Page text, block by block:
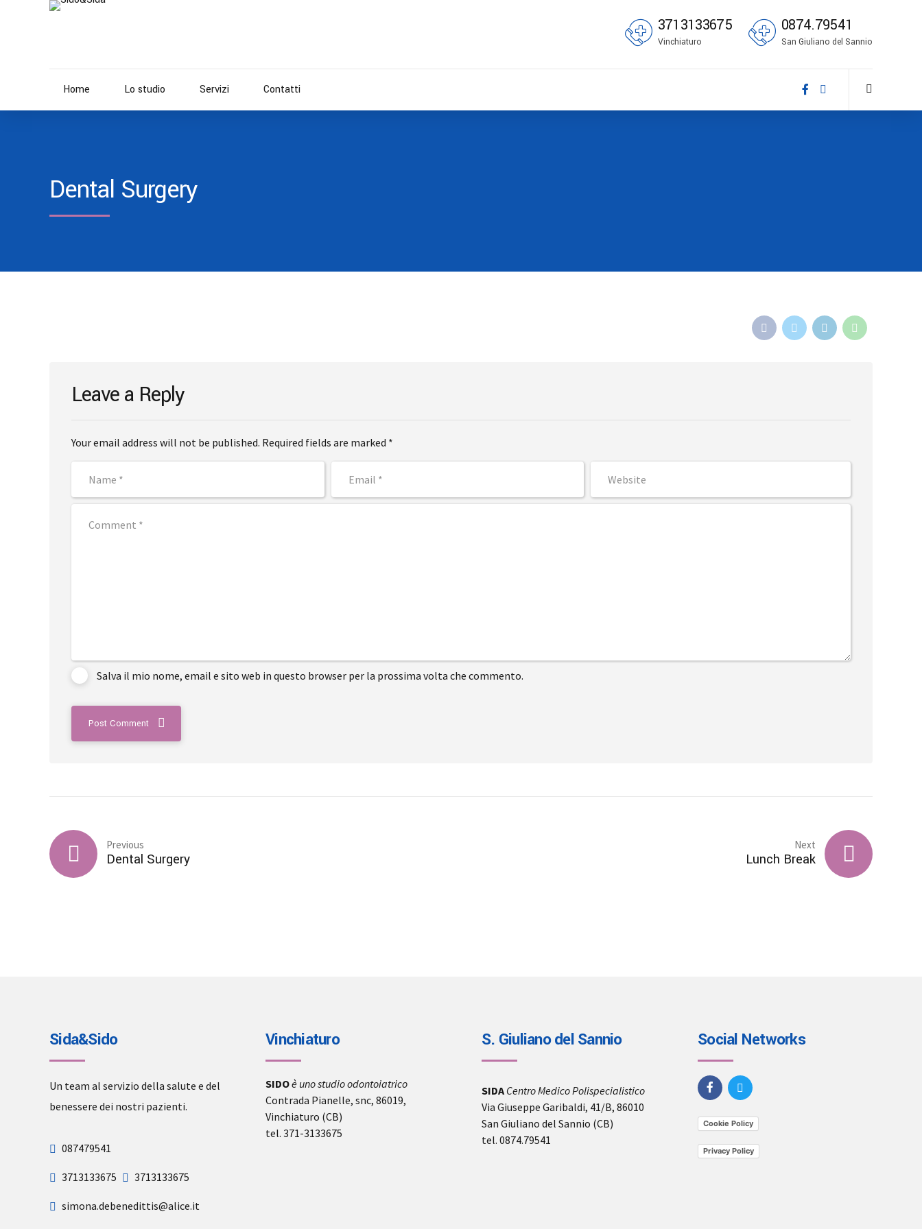
3713133675
Vinchiaturo
0874.79541
San Giuliano del Sannio
Home Lo studio Servizi Contatti
Dental Surgery
Leave a Reply
Your email address will not be published. Required fields are marked *
Salva il mio nome, email e sito web in questo browser per la prossima volta che commento.
Post Comment
Previous
Dental Surgery
Next
Lunch Break
Sida&Sido
Un team al servizio della salute e del
benessere dei nostri pazienti.
087479541
3713133675 3713133675
simona.debenedittis@alice.it
Vinchiaturo
SIDOè uno studio odontoiatrico
Contrada Pianelle, snc, 86019,
Vinchiaturo (CB)
tel. 371-3133675
S. Giuliano del Sannio
SIDA Centro Medico Polispecialistico
Via Giuseppe Garibaldi, 41/B, 86010
San Giuliano del Sannio (CB)
tel. 0874.79541
Social Networks
Cookie Policy
Privacy Policy